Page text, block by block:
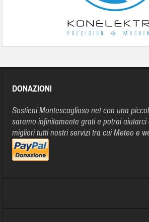
DONAZIONI
Sostieni Montescaglioso.net con una
saremo infinitamente grati e potrai
migliori tutti nostri servizi tra cui Meteo e